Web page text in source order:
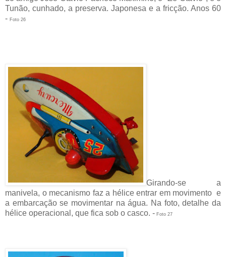
Tunão, cunhado, a preserva. Japonesa e a fricção. Anos 60
- Foto 26
Girando-se a
manivela, o mecanismo faz a hélice entrar em movimento e
a embarcação se movimentar na água. Na foto, detalhe da
hélice operacional, que fica sob o casco. - Foto 27